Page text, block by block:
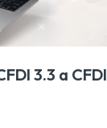
3.3 a CFDI